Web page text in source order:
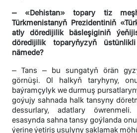
– «Dehistan» topary tiz
Türkmenistanyň Prezidentiniň
atly döredijilik bäsleşiginiň
döredijilik toparyňyzyň
nämede?
– Tans – bu sungatyň örän
görnüşi. Ol halkyň taryhyny,
baýramçylyk we durmuş
goýujy sahnada halk tansyny
dessurlary, adatlary
esasynda sahna tansy goýlanda
ýerine ýetiriş usulyny saklamak